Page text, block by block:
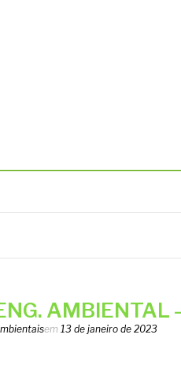
em 13 de janeiro de 2023